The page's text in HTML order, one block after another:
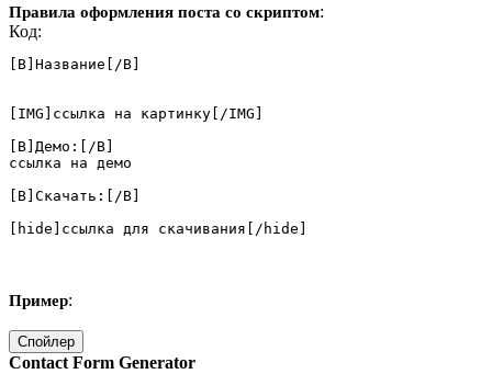
Правила оформления поста со скриптом:
Код:
[B]Название[/B]
[IMG]ссылка на картинку[/IMG]
[B]Демо:[/B]
ссылка на демо
[B]Скачать:[/B]
[hide]ссылка для скачивания[/hide]
Пример:
Спойлер
Contact Form Generator